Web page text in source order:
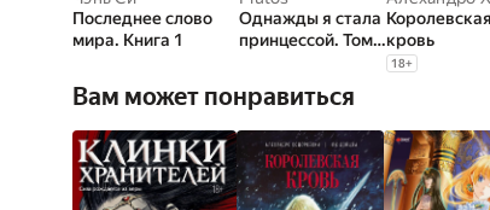
Последнее слово
мира. Книга 1
Однажды я стала
принцессой. Том 6
Королевская
кровь
18+
Вам может понравиться